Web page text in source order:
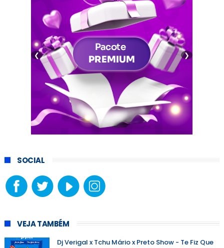
❮ ❯
SOCIAL
VEJA TAMBÉM
Dj Verigal x Tchu Mário x Preto Show - Te Fiz Que